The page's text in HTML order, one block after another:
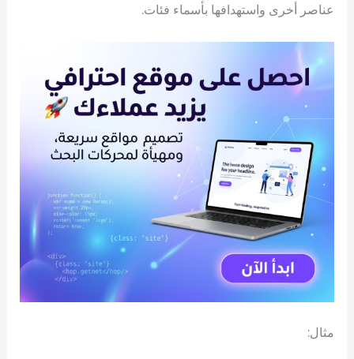
عناصر أخرى واستهدافها بأسماء فئات.
مثال: